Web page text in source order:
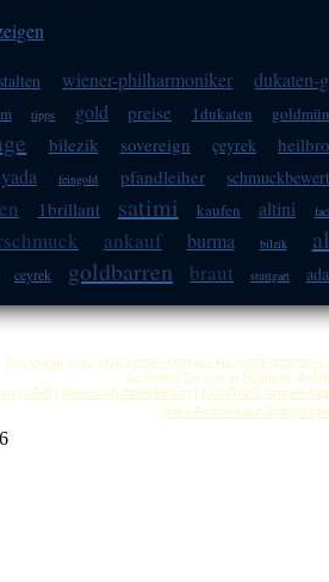
wiener-philharmoniker dukaten-
tipps gold preise 1dukaten
bilezik sovereign çeyrek
feingold pfandleiher
1brillant satimi kaufen altini
ankauf burma bilzik
ceyrek goldbarren braut stuttgart
Copyright © by ANKA
So finden Sie uns in Stuttgart:
| AGB | Datenschutzerklärung | KONTAKT Anwalt-
Anka Goldankauf Stuttgart